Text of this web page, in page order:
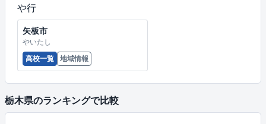
や行
矢板市
やいたし
高校一覧
地域情報
栃木県のランキングで比較